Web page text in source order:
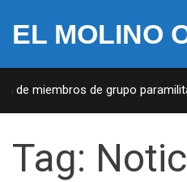
EL MOLINO
miembros de grupo
Tag: